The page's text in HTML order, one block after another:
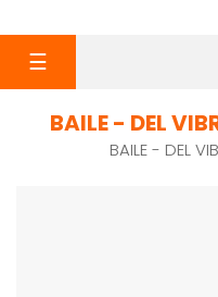
navigazione
☰
BAILE - DEL
BAILE - DEL